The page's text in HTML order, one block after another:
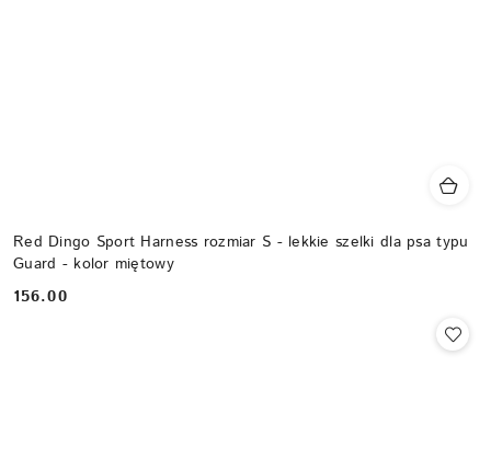
Red Dingo Sport Harness rozmiar S - lekkie szelki dla psa typu
Guard - kolor miętowy
Cena:
156.00